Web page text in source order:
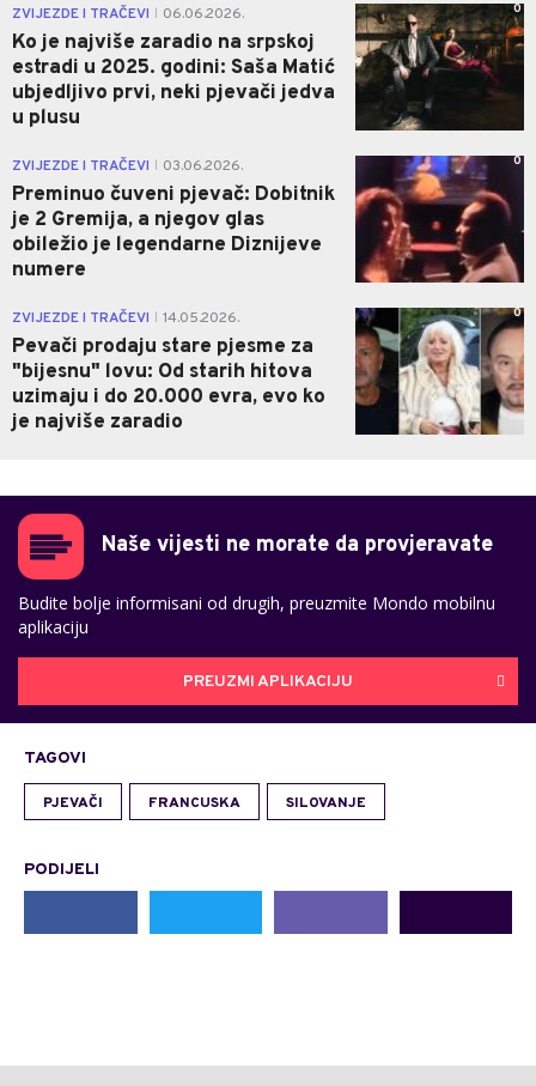
ZVIJEZDE I TRAČEVI 06.06.2026.
Ko je najviše zaradio na srpskoj
estradi u 2025. godini: Saša Matić
ubjedljivo prvi, neki pjevači jedva
u plusu
0
ZVIJEZDE I TRAČEVI 03.06.2026.
Preminuo čuveni pjevač: Dobitnik
je 2 Gremija, a njegov glas
obiležio je legendarne Diznijeve
numere
0
ZVIJEZDE I TRAČEVI 14.05.2026.
Pevači prodaju stare pjesme za
"bijesnu" lovu: Od starih hitova
uzimaju i do 20.000 evra, evo ko
je najviše zaradio
0
Naše vijesti ne morate da provjeravate
Budite bolje informisani od drugih, preuzmite Mondo mobilnu
aplikaciju
PREUZMI APLIKACIJU
TAGOVI
PJEVAČI FRANCUSKA SILOVANJE
PODIJELI